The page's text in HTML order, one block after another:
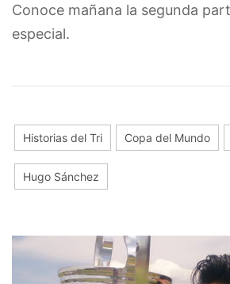
Conoce mañana la segunda
especial.
Historias del Tri Copa del Mundo
Hugo Sánchez